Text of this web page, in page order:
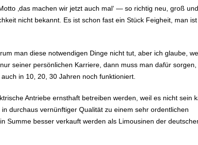
‚das machen wir jetzt auch mal‘ — so richtig neu, groß und
nicht bekannt. Es ist schon fast ein Stück Feigheit, man ist
man diese notwendigen Dinge nicht tut, aber ich glaube,
seiner persönlichen Karriere, dann muss man dafür sorgen,
in 10, 20, 30 Jahren noch funktioniert.
Antriebe ernsthaft betreiben werden, weil es nicht sein
durchaus vernünftiger Qualität zu einem sehr ordentlichen
Summe besser verkauft werden als Limousinen der